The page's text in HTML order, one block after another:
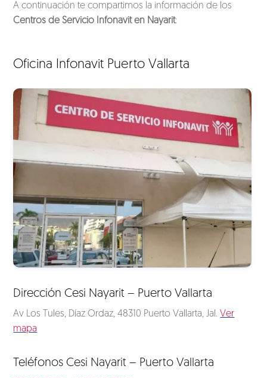
A continuación te compartimos la información de los
Centros de Servicio Infonavit en Nayarit:
Oficina Infonavit Puerto Vallarta
Dirección Cesi Nayarit – Puerto Vallarta
Av Los Tules, Díaz Ordaz, 48310 Puerto Vallarta, Jal. Ver
mapa
Teléfonos Cesi Nayarit – Puerto Vallarta